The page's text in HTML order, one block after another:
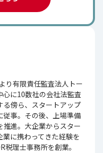
り有限責任監査法人トー
に10数社の会社法監査
る傍ら、スタートアップ
従事。その後、上場準備
推進。大企業からスター
業に携わってきた経験を
税理士事務所を創業。